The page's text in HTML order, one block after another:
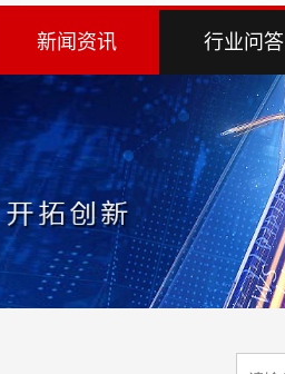
新闻资讯 行业问答